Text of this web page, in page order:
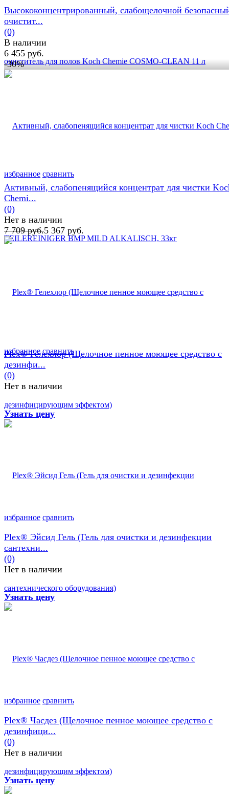
избранное сравнить
Высококонцентрированный, слабощелочной
очистит...
(0)
В наличии
6 455 руб.
-30%
избранное сравнить
Активный, слабопенящийся концентрат для чистки
Chemi...
(0)
Нет в наличии
7 709 руб.5 367 руб.
избранное сравнить
Plex® Гелехлор (Щелочное пенное моющее средство с
дезинфи...
(0)
Нет в наличии
Узнать цену
избранное сравнить
Plex® Эйсид Гель (Гель для очистки и дезинфекции
сантехни...
(0)
Нет в наличии
Узнать цену
Plex® Часдез (Щелочное пенное моющее средство с
дезинфици...
(0)
Нет в наличии
Узнать цену